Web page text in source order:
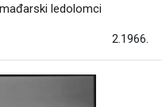
ledolomci
2.1966.